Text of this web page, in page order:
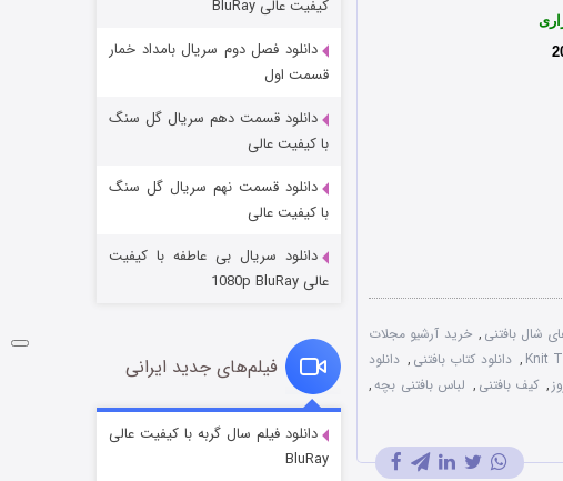
شال بافتنی , خرید آرشیو مجلات
, دانلود کتاب بافتنی , دانلود
, کیف بافتنی , لباس بافتنی بچه,
شکست استوارت در نجات جهان
قسمت ۷ (زیرنویس) منتشر شد
شوگر فصل ۲
قسمت
کیفیت عالی BluRay
دانلود فصل دوم سریال بامداد خمار
قسمت اول
دانلود قسمت دهم سریال گل سنگ
با کیفیت عالی
دانلود قسمت نهم سریال گل سنگ
با کیفیت عالی
دانلود سریال بی عاطفه با کیفیت
عالی 1080p BluRay
فیلم‌های جدید ایرانی
دانلود فیلم سال گربه با کیفیت عالی
BluRay